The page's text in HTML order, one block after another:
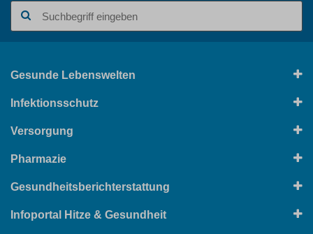
Gesunde Lebenswelten
Infektionsschutz
Versorgung
Pharmazie
Gesundheitsberichterstattung
Infoportal Hitze & Gesundheit